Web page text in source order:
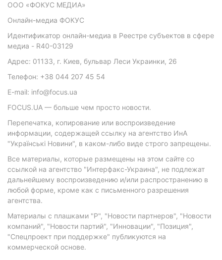
ООО «ФОКУС МЕДИА»
Онлайн-медиа ФОКУС
Идентификатор онлайн-медиа в Реестре субъектов в сфере
медиа - R40-03129
Адрес: 01133, г. Киев, бульвар Леси Украинки, 26
Телефон: +38 044 207 45 54
E-mail: info@focus.ua
FOCUS.UA — больше чем просто новости.
Перепечатка, копирование или воспроизведение
информации, содержащей ссылку на агентство ИнА
"Українські Новини", в каком-либо виде строго запрещены.
Все материалы, которые размещены на этом сайте со
ссылкой на агентство "Интерфакс-Украина", не подлежат
дальнейшему воспроизведению и/или распространению в
любой форме, кроме как с письменного разрешения
агентства.
Материалы с плашками "Р", "Новости партнеров", "Новости
компаний", "Новости партий", "Инновации", "Позиция",
"Спецпроект при поддержке" публикуются на
коммерческой основе.